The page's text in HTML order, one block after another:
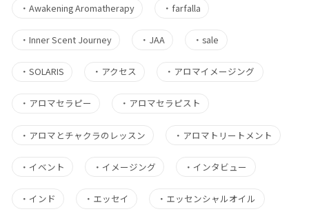
・ Awakening Aromatherapy ・ farfalla
・ Inner Scent Journey ・ JAA ・sale
・ SOLARIS ・ アクセス ・ アロマイメージング
・ アロマセラピー ・ アロマセラピスト
・ アロマとチャクラのレッスン ・ アロマトリートメント
・ イベント ・ イメージング ・ インタビュー
・ インド ・ エッセイ ・ エッセンシャルオイル